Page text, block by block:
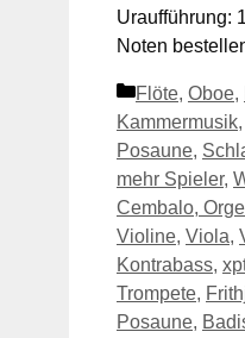
Uraufführung:
Noten
Kategorien
Flöte, Oboe,
Kammermusik,
Posaune,
mehr Spieler,
Cembalo,
Violine, Viola,
Kontrabass,
Trompete,
Posaune,